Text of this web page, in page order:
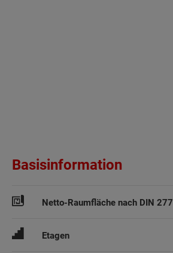
Basisinformation
Netto-Raumfläche nach DIN 277
Etagen